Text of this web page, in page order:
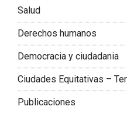
Salud
Derechos humanos
Democracia y ciudadania
Ciudades Equitativas –
Publicaciones